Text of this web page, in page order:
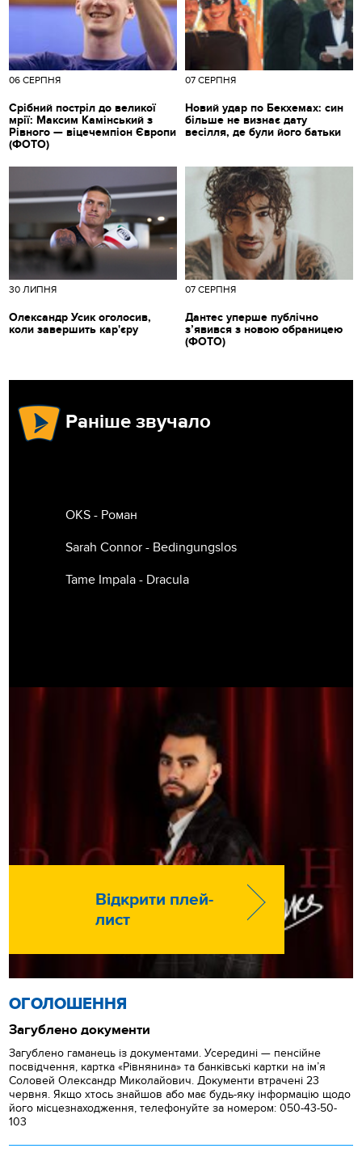
06 СЕРПНЯ
Срібний постріл до великої
мрії: Максим Камінський з
Рівного — віцечемпіон Європи
(ФОТО)
07 СЕРПНЯ
Новий удар по Бекхемах: син
більше не визнає дату
весілля, де були його батьки
30 ЛИПНЯ
Олександр Усик оголосив,
коли завершить кар'єру
07 СЕРПНЯ
Дантес уперше публічно
з’явився з новою обраницею
(ФОТО)
Раніше звучало
OKS - Роман
Sarah Connor - Bedingungslos
Tame Impala - Dracula
Відкрити плей-
лист
ОГОЛОШЕННЯ
Загублено документи
Загублено гаманець із документами. Усередині — пенсійне
посвідчення, картка «Рівнянина» та банківські картки на ім’я
Соловей Олександр Миколайович. Документи втрачені 23
червня. Якщо хтось знайшов або має будь-яку інформацію щодо
його місцезнаходження, телефонуйте за номером: 050-43-50-
103